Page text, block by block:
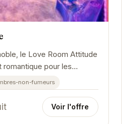
le Love Room Attitude
pour les
élégantes et
non-fumeurs
Voir l'offre